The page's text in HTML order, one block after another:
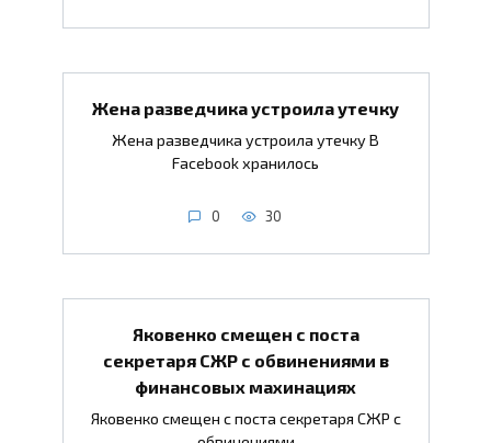
Жена разведчика устроила утечку
Жена разведчика устроила утечку В
Facebook хранилось
0 30
Яковенко смещен с поста
секретаря СЖР с обвинениями в
финансовых махинациях
Яковенко смещен с поста секретаря СЖР с